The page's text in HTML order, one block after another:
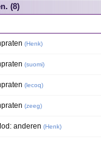
(8)
(Henk)
(suomi)
(lecoq)
(zeeg)
anderen (Henk)